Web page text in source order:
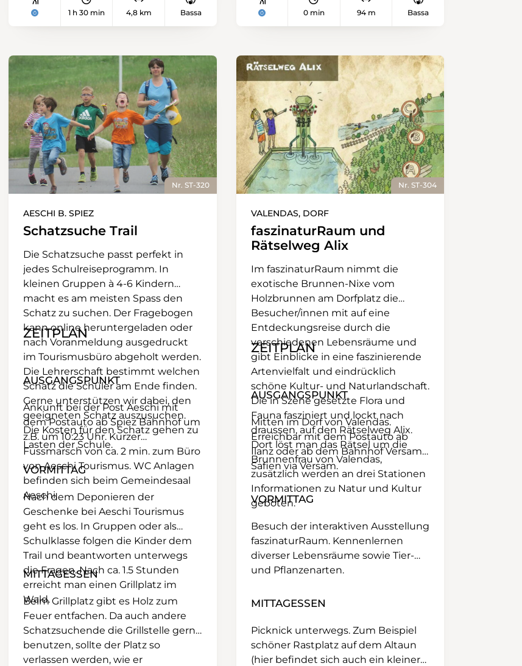
1 h 30 min 4,8 km Bassa 0 min 94 m Bassa
Nr. ST-320
AESCHI B. SPIEZ
Schatzsuche Trail
Die Schatzsuche passt perfekt in
jedes Schulreiseprogramm. In
kleinen Gruppen à 4-6 Kindern
macht es am meisten Spass den
Schatz zu suchen. Der Fragebogen
kann online heruntergeladen oder
nach Voranmeldung ausgedruckt
im Tourismusbüro abgeholt werden.
Die Lehrerschaft bestimmt welchen
Schatz die Schüler am Ende finden.
Gerne unterstützen wir dabei, den
geeigneten Schatz auszusuchen.
Die Kosten für den Schatz gehen zu
Lasten der Schule.
ZEITPLAN
AUSGANGSPUNKT
Ankunft bei der Post Aeschi mit
dem Postauto ab Spiez Bahnhof um
z.B. um 10:23 Uhr. Kurzer
Fussmarsch von ca. 2 min. zum Büro
von Aeschi Tourismus. WC Anlagen
befinden sich beim Gemeindesaal
Aeschi.
VORMITTAG
Nach dem Deponieren der
Geschenke bei Aeschi Tourismus
geht es los. In Gruppen oder als
Schulklasse folgen die Kinder dem
Trail und beantworten unterwegs
die Fragen. Nach ca. 1.5 Stunden
erreicht man einen Grillplatz im
Wald.
MITTAGESSEN
Beim Grillplatz gibt es Holz zum
Feuer entfachen. Da auch andere
Schatzsuchende die Grillstelle gerne
benutzen, sollte der Platz so
verlassen werden, wie er
Nr. ST-304
VALENDAS, DORF
faszinaturRaum und
Rätselweg Alix
Im faszinaturRaum nimmt die
exotische Brunnen-Nixe vom
Holzbrunnen am Dorfplatz die
Besucher/innen mit auf eine
Entdeckungsreise durch die
verschiedenen Lebensräume und
gibt Einblicke in eine faszinierende
Artenvielfalt und eindrücklich
schöne Kultur- und Naturlandschaft.
Die in Szene gesetzte Flora und
Fauna fasziniert und lockt nach
draussen, auf den Rätselweg Alix.
Dort löst man das Rätsel um die
Brunnenfrau von Valendas,
zusätzlich werden an drei Stationen
Informationen zu Natur und Kultur
geboten.
ZEITPLAN
AUSGANGSPUNKT
Mitten im Dorf von Valendas.
Erreichbar mit dem Postauto ab
Ilanz oder ab dem Bahnhof Versam-
Safien via Versam.
VORMITTAG
Besuch der interaktiven Ausstellung
faszinaturRaum. Kennenlernen
diverser Lebensräume sowie Tier-
und Pflanzenarten.
MITTAGESSEN
Picknick unterwegs. Zum Beispiel
schöner Rastplatz auf dem Altaun
(hier befindet sich auch ein kleiner